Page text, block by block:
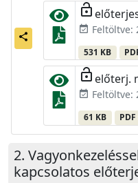
share
lock_open
event_available Feltöltve:
531 KB
lock_open előterj.
event_available Feltöltve:
61 KB
kapcsolatos